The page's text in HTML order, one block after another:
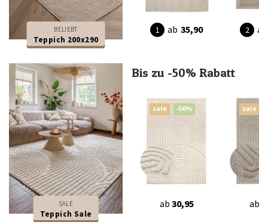
BELIEBT
Teppich 200x290
ab 35,90 ab
SALE
Teppich Sale
Bis zu -50% Rabatt
sale -56%
ab 30,95
sale
ab